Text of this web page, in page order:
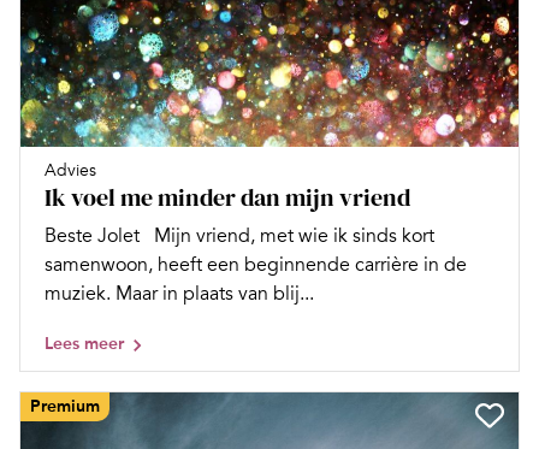
Advies
Ik voel me minder dan mijn vriend
Beste Jolet Mijn vriend, met wie ik sinds kort
samenwoon, heeft een beginnende carrière in de
muziek. Maar in plaats van blij...
Lees meer
Premium